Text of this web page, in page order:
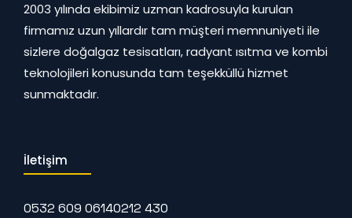
2003 yılında ekibimiz uzman kadrosuyla kurulan
firmamız uzun yıllardır tam müşteri memnuniyeti ile
sizlere doğalgaz tesisatları, radyant ısıtma ve kombi
teknolojileri konusunda tam teşekküllü hizmet
sunmaktadır.
İletişim
0532 609 06140212 430